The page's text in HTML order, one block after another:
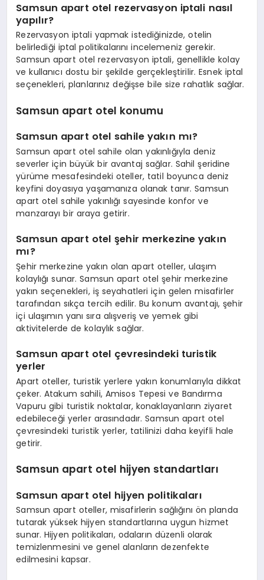
Samsun apart otel rezervasyon iptali nasıl
yapılır?
Rezervasyon iptali yapmak istediğinizde, otelin
belirlediği iptal politikalarını incelemeniz gerekir.
Samsun apart otel rezervasyon iptali, genellikle kolay
ve kullanıcı dostu bir şekilde gerçekleştirilir. Esnek iptal
seçenekleri, planlarınız değişse bile size rahatlık sağlar.
Samsun apart otel konumu
Samsun apart otel sahile yakın mı?
Samsun apart otel sahile olan yakınlığıyla deniz
severler için büyük bir avantaj sağlar. Sahil şeridine
yürüme mesafesindeki oteller, tatil boyunca deniz
keyfini doyasıya yaşamanıza olanak tanır. Samsun
apart otel sahile yakınlığı sayesinde konfor ve
manzarayı bir araya getirir.
Samsun apart otel şehir merkezine yakın
mı?
Şehir merkezine yakın olan apart oteller, ulaşım
kolaylığı sunar. Samsun apart otel şehir merkezine
yakın seçenekleri, iş seyahatleri için gelen misafirler
tarafından sıkça tercih edilir. Bu konum avantajı, şehir
içi ulaşımın yanı sıra alışveriş ve yemek gibi
aktivitelerde de kolaylık sağlar.
Samsun apart otel çevresindeki turistik
yerler
Apart oteller, turistik yerlere yakın konumlarıyla dikkat
çeker. Atakum sahili, Amisos Tepesi ve Bandırma
Vapuru gibi turistik noktalar, konaklayanların ziyaret
edebileceği yerler arasındadır. Samsun apart otel
çevresindeki turistik yerler, tatilinizi daha keyifli hale
getirir.
Samsun apart otel hijyen standartları
Samsun apart otel hijyen politikaları
Samsun apart oteller, misafirlerin sağlığını ön planda
tutarak yüksek hijyen standartlarına uygun hizmet
sunar. Hijyen politikaları, odaların düzenli olarak
temizlenmesini ve genel alanların dezenfekte
edilmesini kapsar.